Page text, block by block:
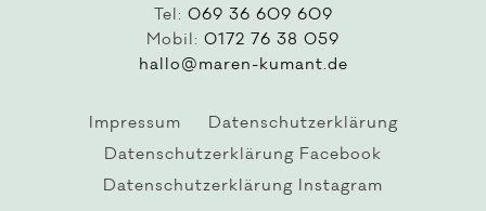
Tel: 069 36 609 609
Mobil: 0172 76 38 059
hallo@maren-kumant.de
Impressum Datenschutzerklärung
Datenschutzerklärung Facebook
Datenschutzerklärung Instagram